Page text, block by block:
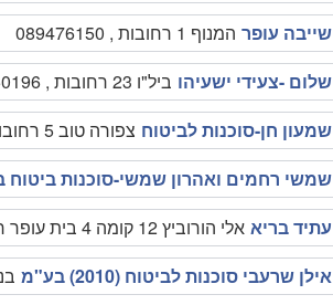
שייבה עופר המנוף 1 רחובות , 089476150
שלום -צעידי ישעיהו ביל"ו 23 רחובות , 089450196
שמעון חן-סוכנות לביטוח צפורה טוב 5 רחובות , 086460093
שמשי רחמים ואהרון שמשי-סוכנות
עתיד בריא אלי הורוביץ 12 קומה 4 בית עופר רחובות , 08-9413388
אילן שרעבי סוכנות לביטוח (2010) בע"מ
בנימין